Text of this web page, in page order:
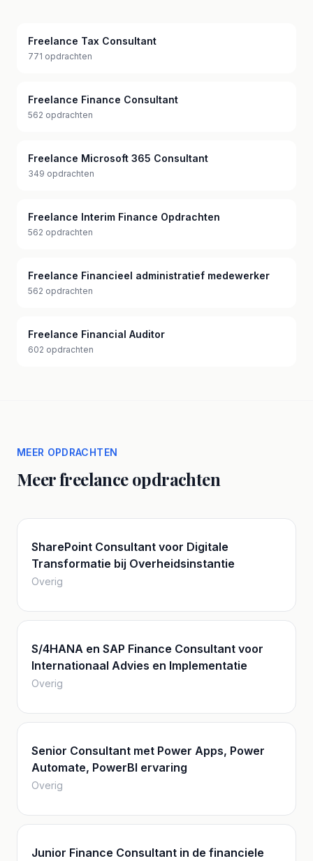
Freelance Tax Consultant
771 opdrachten
Freelance Finance Consultant
562 opdrachten
Freelance Microsoft 365 Consultant
349 opdrachten
Freelance Interim Finance Opdrachten
562 opdrachten
Freelance Financieel administratief medewerker
562 opdrachten
Freelance Financial Auditor
602 opdrachten
MEER OPDRACHTEN
Meer freelance opdrachten
SharePoint Consultant voor Digitale
Transformatie bij Overheidsinstantie
Overig
S/4HANA en SAP Finance Consultant voor
Internationaal Advies en Implementatie
Overig
Senior Consultant met Power Apps, Power
Automate, PowerBI ervaring
Overig
Junior Finance Consultant in de financiele